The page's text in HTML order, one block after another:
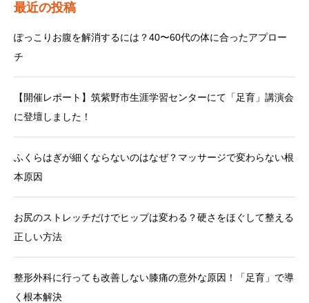
最近の投稿
ぽっこりお腹を解消するには？40〜60代の体に合ったアプロー
チ
【開催レポート】筑紫野市生涯学習センターにて「足育」講演会
に登壇しました！
ふくらはぎが細くならないのはなぜ？マッサージで変わらない根
本原因
お尻のストレッチだけでヒップは変わる？硬さをほぐして整える
正しい方法
整形外科に行っても改善しない膝痛の意外な原因！「足育」で導
く根本解決